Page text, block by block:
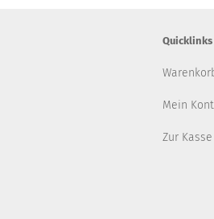
Quicklinks
Mein
Zur Kasse